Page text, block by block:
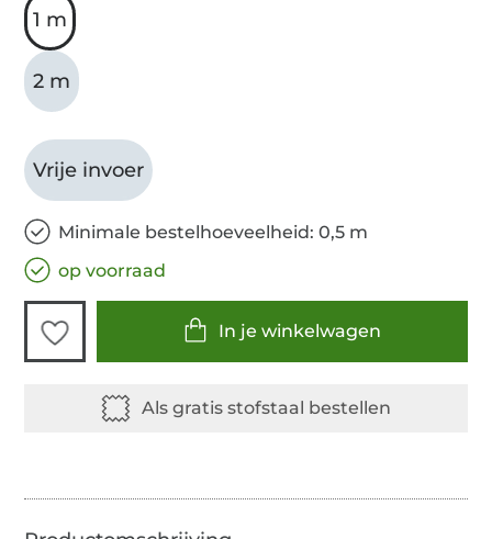
1 m
2 m
Vrije invoer
Minimale bestelhoeveelheid: 0,5 m
op voorraad
In je winkelwagen